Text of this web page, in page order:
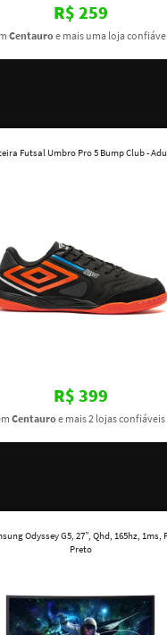
R$ 259
Centauro e mais uma loja
Futsal Umbro Pro 5 Bump Club -
R$ 399
Centauro e mais 2 lojas confiáveis
Odyssey G5, 27”, Qhd, 165hz, 1ms,
Preto